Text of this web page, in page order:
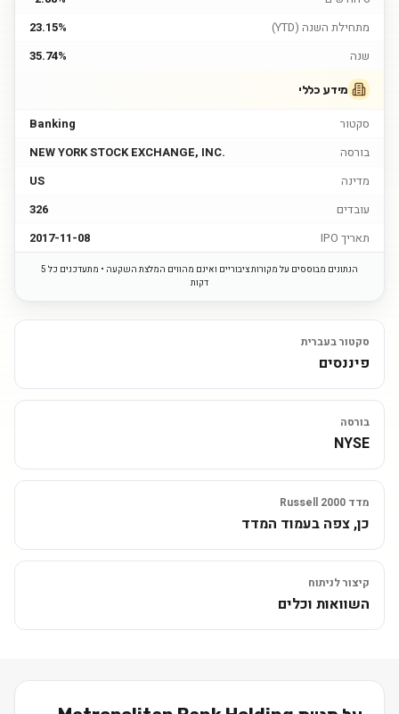
מתחילת השנה (YTD)
23.15%
שנה
35.74%
מידע כללי
סקטור
Banking
בורסה
NEW YORK STOCK EXCHANGE, INC.
מדינה
US
עובדים
326
תאריך IPO
2017-11-08
הנתונים מבוססים על מקורות ציבוריים ואינם מהווים המלצת השקעה • מתעדכנים כל 5
דקות
סקטור בעברית
פיננסים
בורסה
NYSE
מדד Russell 2000
כן, צפה בעמוד המדד
קיצור לניתוח
השוואות וכלים